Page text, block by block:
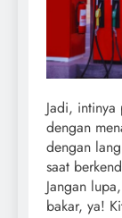
Jadi,
dengan
dengan
saat
Jangan
bakar, ya!